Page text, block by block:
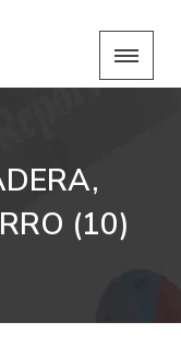
(10)